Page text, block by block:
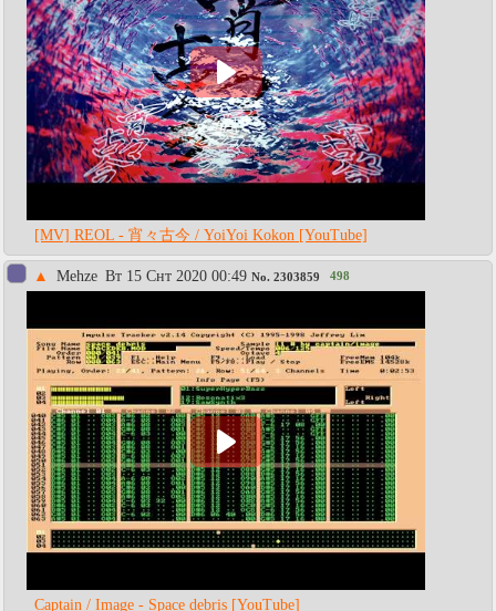
[MV] REOL - 宵々古今 / YoiYoi Kokon [YouTube]
▲ Mehze Вт 15 Снт 2020 00:49 No. 2303859 498
Captain / Image - Space debris [YouTube]